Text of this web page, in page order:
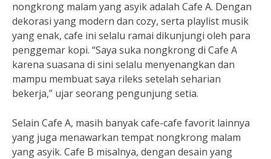
nongkrong malam yang asyik adalah Cafe A. Dengan
dekorasi yang modern dan cozy, serta playlist musik
yang enak, cafe ini selalu ramai dikunjungi oleh para
penggemar kopi. “Saya suka nongkrong di Cafe A
karena suasana di sini selalu menyenangkan dan
mampu membuat saya rileks setelah seharian
bekerja,” ujar seorang pengunjung setia.
Selain Cafe A, masih banyak cafe-cafe favorit lainnya
yang juga menawarkan tempat nongkrong malam
yang asyik. Cafe B misalnya, dengan desain yang